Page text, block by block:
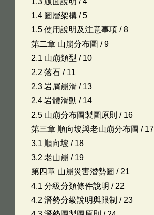
1.4 圖層架構 / 5
1.5 使用說明及注意事項 / 8
第二章 山崩分布圖 / 9
2.1 山崩類型 / 10
2.2 落石 / 11
2.3 岩屑崩滑 / 13
2.4 岩體滑動 / 14
2.5 山崩分布圖製圖原則 / 16
第三章 順向坡與老山崩分布圖 / 17
3.1 順向坡 / 18
3.2 老山崩 / 19
第四章 山崩災害潛勢圖 / 21
4.1 分級分類條件說明 / 22
4.2 潛勢分級說明與限制 / 23